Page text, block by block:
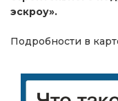
эскроу».
Подробности в